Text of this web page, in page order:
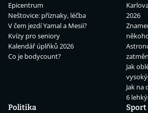
Epicentrum
Neštovice: příznaky, léčba
V čem jezdí Yamal a Mesii?
Kvízy pro seniory
Kalendář úplňků 2026
Co je bodycount?
2026
Jak
Jak
6
Politika
Sport